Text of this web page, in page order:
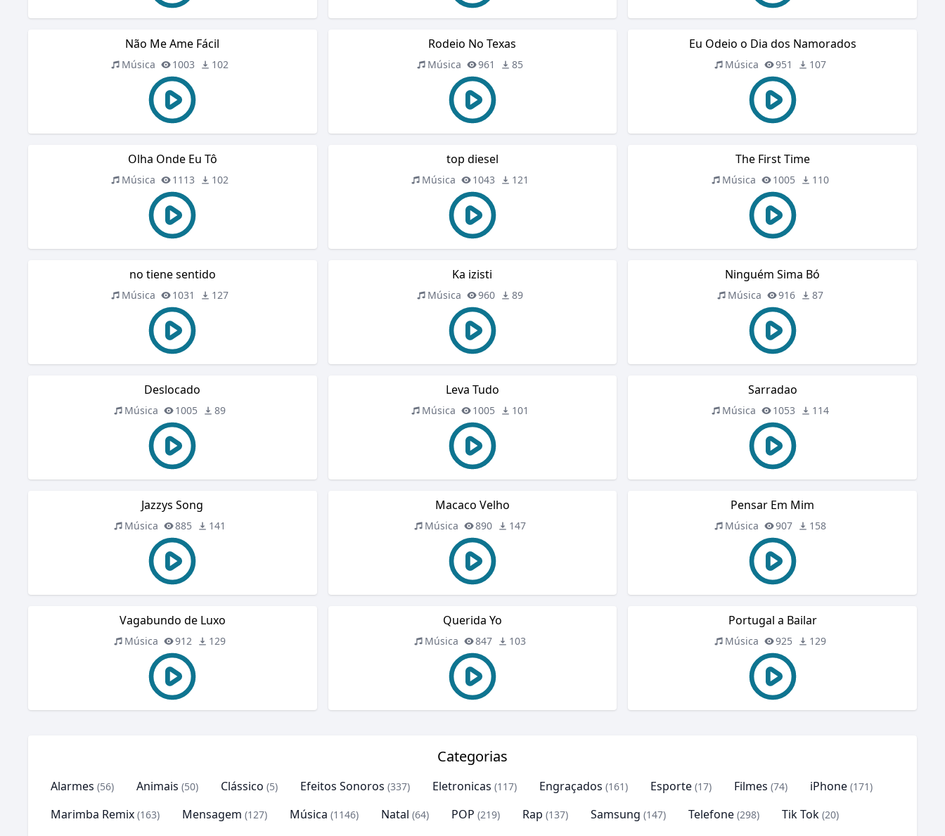
Não Me Ame Fácil
Música 1003 102
Rodeio No Texas
Música 961 85
Eu Odeio o Dia dos Namorados
Música 951 107
Olha Onde Eu Tô
Música 1113 102
top diesel
Música 1043 121
The First Time
Música 1005 110
no tiene sentido
Música 1031 127
Ka izisti
Música 960 89
Ninguém Sima Bó
Música 916 87
Deslocado
Música 1005 89
Leva Tudo
Música 1005 101
Sarradao
Música 1053 114
Jazzys Song
Música 885 141
Macaco Velho
Música 890 147
Pensar Em Mim
Música 907 158
Vagabundo de Luxo
Música 912 129
Querida Yo
Música 847 103
Portugal a Bailar
Música 925 129
Categorias
Alarmes (56) Animais (50) Clássico (5) Efeitos Sonoros (337) Eletronicas (117) Engraçados (161) Esporte (17) Filmes (74) iPhone (171)
Marimba Remix (163) Mensagem (127) Música (1146) Natal (64) POP (219) Rap (137) Samsung (147) Telefone (298) Tik Tok (20)